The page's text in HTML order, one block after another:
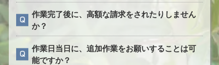
作業完了後に、高額な請求をされたりしません
か？
作業日当日に、追加作業をお願いすることは可
能ですか？